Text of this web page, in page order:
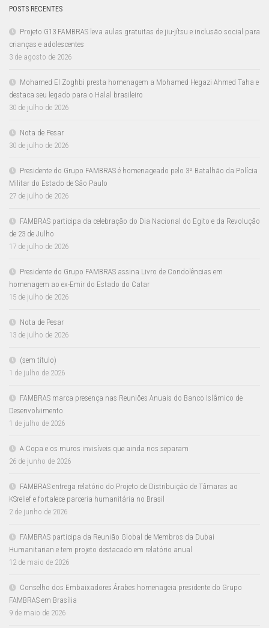
POSTS RECENTES
Projeto G13 FAMBRAS leva aulas gratuitas de jiu-jítsu e inclusão social para
crianças e adolescentes
3 de agosto de 2026
Mohamed El Zoghbi presta homenagem a Mohamed Hegazi Ahmed Taha e
destaca seu legado para o Halal brasileiro
30 de julho de 2026
Nota de Pesar
30 de julho de 2026
Presidente do Grupo FAMBRAS é homenageado pelo 3º Batalhão da Polícia
Militar do Estado de São Paulo
27 de julho de 2026
FAMBRAS participa da celebração do Dia Nacional do Egito e da Revolução
de 23 de Julho
17 de julho de 2026
Presidente do Grupo FAMBRAS assina Livro de Condolências em
homenagem ao ex-Emir do Estado do Catar
15 de julho de 2026
Nota de Pesar
13 de julho de 2026
(sem título)
1 de julho de 2026
FAMBRAS marca presença nas Reuniões Anuais do Banco Islâmico de
Desenvolvimento
1 de julho de 2026
A Copa e os muros invisíveis que ainda nos separam
26 de junho de 2026
FAMBRAS entrega relatório do Projeto de Distribuição de Tâmaras ao
KSrelief e fortalece parceria humanitária no Brasil
2 de junho de 2026
FAMBRAS participa da Reunião Global de Membros da Dubai
Humanitarian e tem projeto destacado em relatório anual
12 de maio de 2026
Conselho dos Embaixadores Árabes homenageia presidente do Grupo
FAMBRAS em Brasília
9 de maio de 2026